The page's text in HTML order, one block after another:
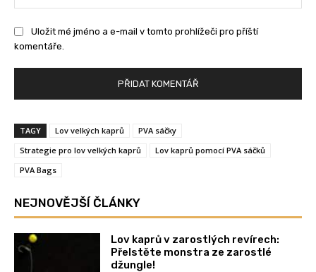
Uložit mé jméno a e-mail v tomto prohlížeči pro příští
komentáře.
TAGY Lov velkých kaprů
PVA sáčky
Strategie pro lov velkých kaprů
Lov kaprů pomocí PVA sáčků
PVA Bags
NEJNOVĚJŠÍ ČLÁNKY
Lov kaprů v zarostlých revírech:
Přelstěte monstra ze zarostlé
džungle!